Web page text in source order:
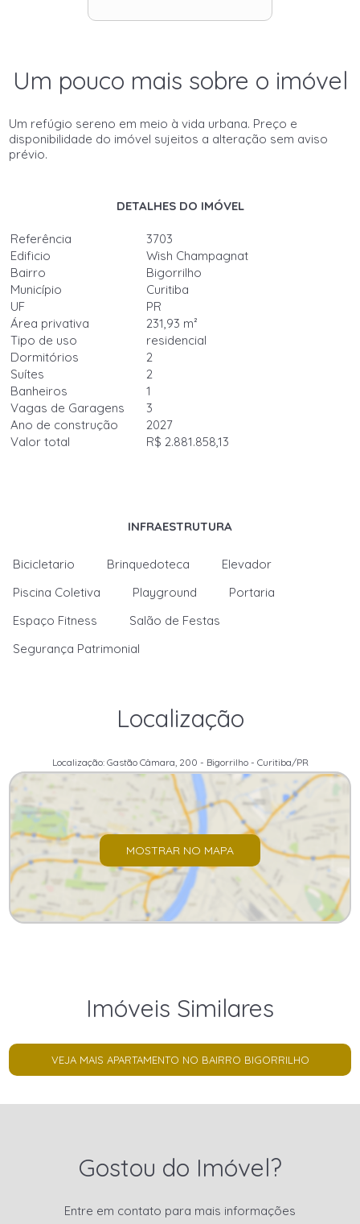
Um pouco mais sobre o imóvel
Um refúgio sereno em meio à vida urbana. Preço e
disponibilidade do imóvel sujeitos a alteração sem aviso
prévio.
DETALHES DO IMÓVEL
Referência
3703
Edificio
Wish Champagnat
Bairro
Bigorrilho
Município
Curitiba
UF
PR
Área privativa
231,93 m²
Tipo de uso
residencial
Dormitórios
2
Suítes
2
Banheiros
1
Vagas de Garagens
3
Ano de construção
2027
Valor total
R$ 2.881.858,13
INFRAESTRUTURA
Bicicletario Brinquedoteca
Elevador
Piscina Coletiva
Playground
Portaria
Espaço Fitness
Salão de Festas
Segurança Patrimonial
Localização
Localização: Gastão Câmara, 200 - Bigorrilho - Curitiba/PR
MOSTRAR NO MAPA
Imóveis Similares
VEJA MAIS APARTAMENTO NO BAIRRO BIGORRILHO
Gostou do Imóvel?
Entre em contato para mais informações